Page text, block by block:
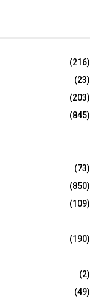
(216)
(23)
(203)
(845)
(73)
(850)
(109)
(190)
(2)
(49)